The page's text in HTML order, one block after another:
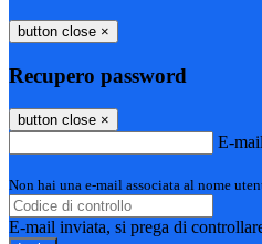
button close ×
Recupero password
button close ×
E-mail
Non hai una e-mail associata al nome
E-mail inviata, si prega di